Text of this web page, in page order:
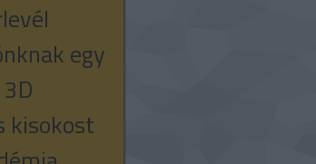
egy
kisokost